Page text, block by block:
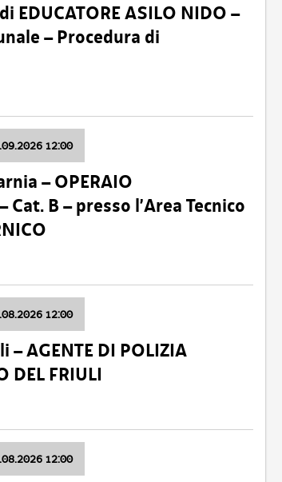
EDUCATORE ASILO NIDO –
– Procedura di
12:00
– OPERAIO
Cat. B – presso l’Area Tecnico
12:00
AGENTE DI POLIZIA
DEL FRIULI
12:00